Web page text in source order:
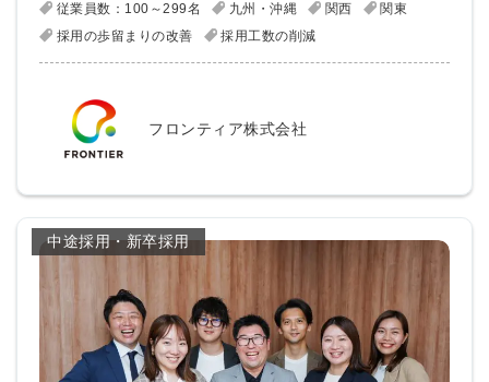
従業員数：100～299名 九州・沖縄 関西
関東
採用の歩留まりの改善
採用工数の削減
フロンティア株式会社
中途採用・新卒採用